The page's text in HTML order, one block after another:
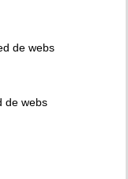
de webs
de webs